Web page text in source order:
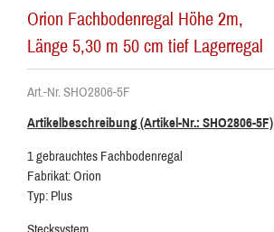
Orion Fachbodenregal Höhe 2m,
Länge 5,30 m 50 cm tief Lagerregal
Art.-Nr. SHO2806-5F
Artikelbeschreibung (Artikel-Nr.: SHO2806-5F)
1 gebrauchtes Fachbodenregal
Fabrikat: Orion
Typ: Plus